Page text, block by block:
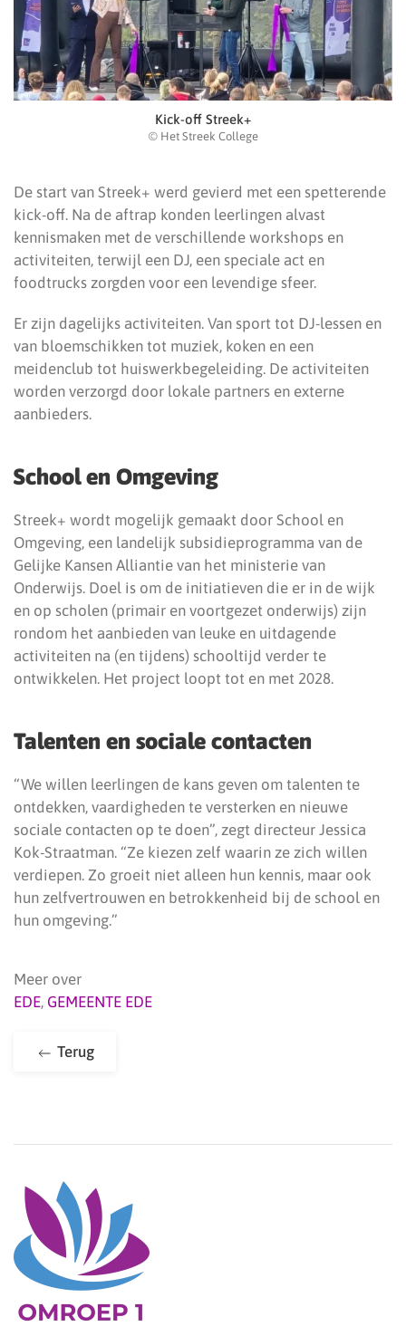
Kick-off Streek+
© Het Streek College
De start van Streek+ werd gevierd met een spetterende
kick-off. Na de aftrap konden leerlingen alvast
kennismaken met de verschillende workshops en
activiteiten, terwijl een DJ, een speciale act en
foodtrucks zorgden voor een levendige sfeer.
Er zijn dagelijks activiteiten. Van sport tot DJ-lessen en
van bloemschikken tot muziek, koken en een
meidenclub tot huiswerkbegeleiding. De activiteiten
worden verzorgd door lokale partners en externe
aanbieders.
School en Omgeving
Streek+ wordt mogelijk gemaakt door School en
Omgeving, een landelijk subsidieprogramma van de
Gelijke Kansen Alliantie van het ministerie van
Onderwijs. Doel is om de initiatieven die er in de wijk
en op scholen (primair en voortgezet onderwijs) zijn
rondom het aanbieden van leuke en uitdagende
activiteiten na (en tijdens) schooltijd verder te
ontwikkelen. Het project loopt tot en met 2028.
Talenten en sociale contacten
“We willen leerlingen de kans geven om talenten te
ontdekken, vaardigheden te versterken en nieuwe
sociale contacten op te doen”, zegt directeur Jessica
Kok-Straatman. “Ze kiezen zelf waarin ze zich willen
verdiepen. Zo groeit niet alleen hun kennis, maar ook
hun zelfvertrouwen en betrokkenheid bij de school en
hun omgeving.”
Meer over
EDE, GEMEENTE EDE
Terug